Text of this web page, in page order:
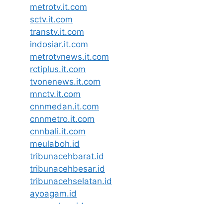
metrotv.it.com
sctv.it.com
transtv.it.com
indosiar.it.com
metrotvnews.it.com
rctiplus.it.com
tvonenews.it.com
mnctv.it.com
cnnmedan.it.com
cnnmetro.it.com
cnnbali.it.com
meulaboh.id
tribunacehbarat.id
tribunacehbesar.id
tribunacehselatan.id
ayoagam.id